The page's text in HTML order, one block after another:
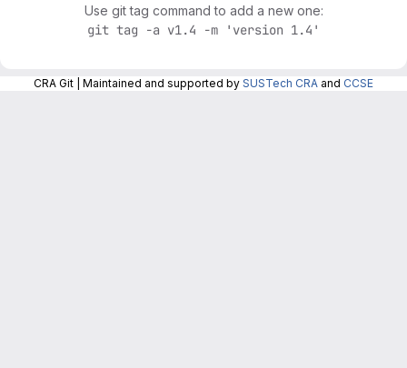
Use git tag command to add a new one:
git tag -a v1.4 -m 'version 1.4'
CRA Git | Maintained and supported by SUSTech CRA and CCSE